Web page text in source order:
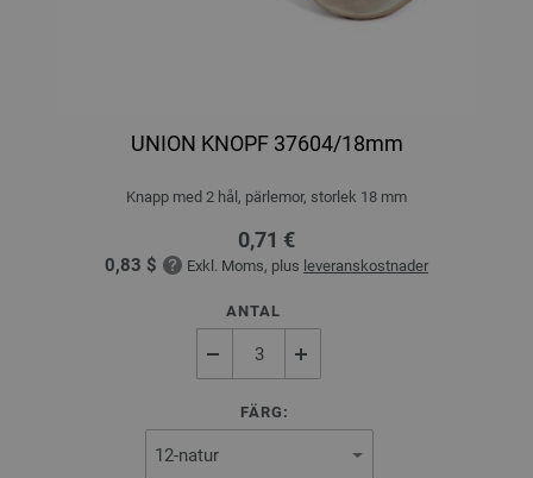
UNION KNOPF 37604/18mm
Knapp med 2 hål, pärlemor, storlek 18 mm
0,71 €
0,83 $ Exkl. Moms, plus leveranskostnader
ANTAL
FÄRG: